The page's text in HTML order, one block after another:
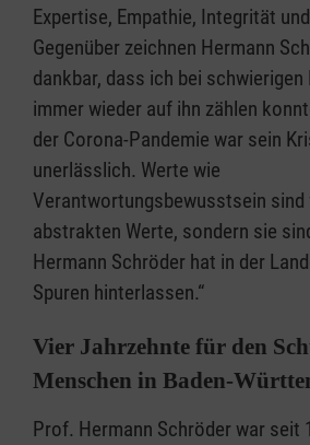
Expertise, Empathie, Integrität
Gegenüber zeichnen Hermann
dankbar, dass ich bei schwierigen
immer wieder auf ihn zählen
der Corona-Pandemie war sein
unerlässlich. Werte wie
Verantwortungsbewusstsein sind
abstrakten Werte, sondern sie
Hermann Schröder hat in der
Spuren hinterlassen.“
Vier Jahrzehnte für den
Menschen in Baden-
Prof. Hermann Schröder war seit